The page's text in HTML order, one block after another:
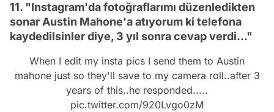
11. "Instagram'da fotoğraflarımı düzenledikten
sonar Austin Mahone'a atıyorum ki telefona
kaydedilsinler diye, 3 yıl sonra cevap verdi..."
When I edit my insta pics I send them to Austin
mahone just so they'll save to my camera roll..after 3
years of this..he responded.....
pic.twitter.com/920Lvgo0zM